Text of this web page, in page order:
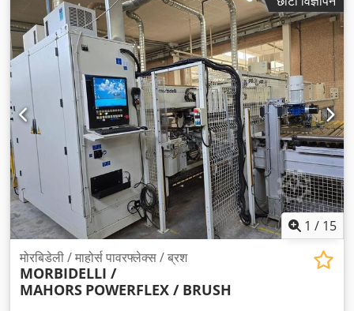
1 / 15
मोरबिडेली / माहोर्स पावरफ्लेक्स / ब्रश
MORBIDELLI /
MAHORS POWERFLEX / BRUSH